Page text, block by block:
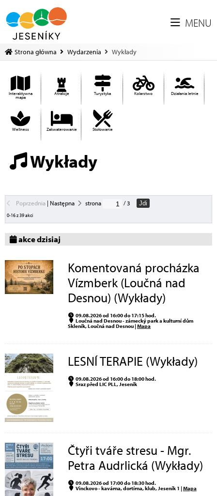
MENU
Strona główna Wydarzenia Wykłady
Interaktywna
mapa
Atrakcje Turystyka Kolarstwo Działania letnie
Wellness Zakwaterowanie Stołowanie
Wykłady
Poprzednia| Następna strona / 3 Jdi
0-16 z 39 akcí
akce dzisiaj
Komentovaná procházka
Vízmberk (Loučná nad
Desnou) (Wykłady)
09.08.2026 od 16:00 do 17:15 hod.
Loučná nad Desnou - zámecký park a kulturní dům
Skleník, Loučná nad Desnou |Mapa
LESNÍ TERAPIE (Wykłady)
09.08.2026 od 16:00 do 18:00 hod.
Sraz před LIC PLL, Jeseník
Čtyři tváře stresu - Mgr.
Petra Audrlická (Wykłady)
09.08.2026 od 17:00 do 18:30 hod.
Vinckovo - kavárna, dortírna, klub, Jeseník 1 |Mapa